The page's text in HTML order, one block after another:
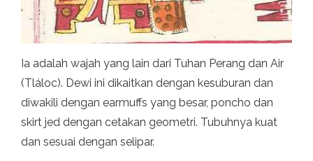
Ia adalah wajah yang lain dari Tuhan Perang dan Air
(Tláloc). Dewi ini dikaitkan dengan kesuburan dan
diwakili dengan earmuffs yang besar, poncho dan
skirt jed dengan cetakan geometri. Tubuhnya kuat
dan sesuai dengan selipar.